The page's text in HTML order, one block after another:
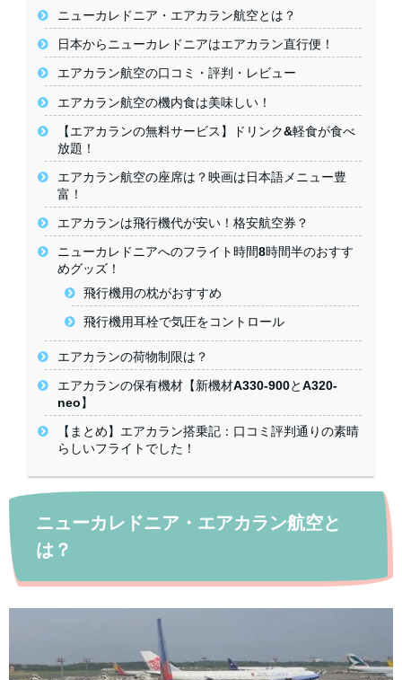
ニューカレドニア・エアカラン航空とは？
日本からニューカレドニアはエアカラン直行便！
エアカラン航空の口コミ・評判・レビュー
エアカラン航空の機内食は美味しい！
【エアカランの無料サービス】ドリンク&軽食が食べ
放題！
エアカラン航空の座席は？映画は日本語メニュー豊
富！
エアカランは飛行機代が安い！格安航空券？
ニューカレドニアへのフライト時間8時間半のおすす
めグッズ！
飛行機用の枕がおすすめ
飛行機用耳栓で気圧をコントロール
エアカランの荷物制限は？
エアカランの保有機材【新機材A330-900とA320-
neo】
【まとめ】エアカラン搭乗記：口コミ評判通りの素晴
らしいフライトでした！
ニューカレドニア・エアカラン航空と
は？